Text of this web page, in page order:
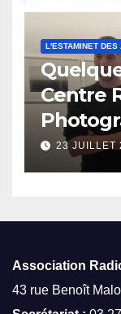
L'ESTAMINET DES
Centre
octobre
23 JUILLET
Association
43 rue Benoît